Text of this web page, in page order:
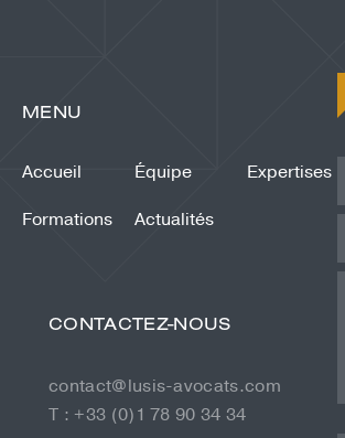
MENU
Accueil Équipe
Expertises
Formations
Actualités
CONTACTEZ-NOUS
contact@lusis-avocats.com
T : +33 (0)1 78 90 34 34